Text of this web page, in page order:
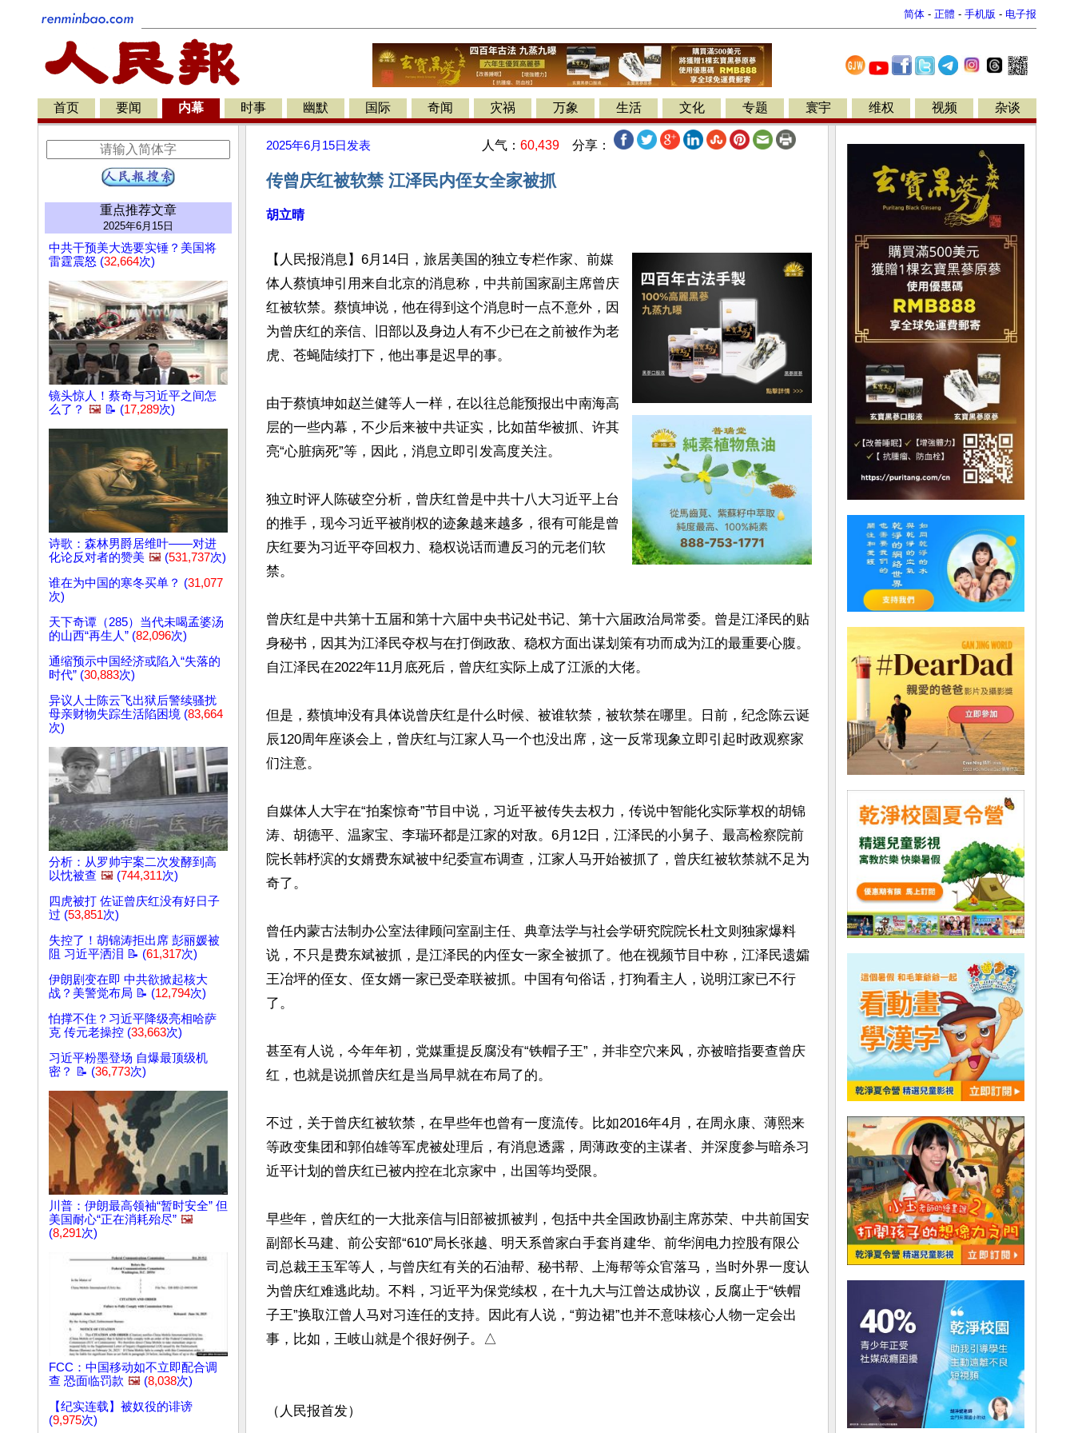
简体 - 正體 - 手机版 - 电子报
首页 要闻 内幕 时事 幽默 国际 奇闻 灾祸 万象 生活 文化 专题 寰宇 维权 视频 杂谈
重点推荐文章
2025年6月15日
中共干预美大选要实锤？美国将
雷霆震怒 (32,664次)
镜头惊人！蔡奇与习近平之间怎
么了？ 🖼️ 📝 (17,289次)
诗歌：森林男爵居维叶——对进
化论反对者的赞美 🖼️ (531,737次)
谁在为中国的寒冬买单？ (31,077
次)
天下奇谭（285）当代未喝孟婆汤
的山西“再生人” (82,096次)
通缩预示中国经济或陷入“失落的
时代” (30,883次)
异议人士陈云飞出狱后警续骚扰
母亲财物失踪生活陷困境 (83,664
次)
分析：从罗帅宇案二次发酵到高
以忱被查 🖼️ (744,311次)
四虎被打 佐证曾庆红没有好日子
过 (53,851次)
失控了！胡锦涛拒出席 彭丽媛被
阻 习近平洒泪 📝 (61,317次)
伊朗剧变在即 中共欲掀起核大
战？美警觉布局 📝 (12,794次)
怕撑不住？习近平降级亮相哈萨
克 传元老操控 (33,663次)
习近平粉墨登场 自爆最顶级机
密？ 📝 (36,773次)
川普：伊朗最高领袖“暂时安全” 但
美国耐心“正在消耗殆尽” 🖼️
(8,291次)
FCC：中国移动如不立即配合调
查 恐面临罚款 🖼️ (8,038次)
【纪实连载】被奴役的诽谤
(9,975次)
2025年6月15日 发表 人气： 60,439 分享：
传曾庆红被软禁 江泽民内侄女全家被抓
胡立晴
【人民报消息】6月14日，旅居美国的独立专栏作家、前媒
体人蔡慎坤引用来自北京的消息称，中共前国家副主席曾庆
红被软禁。蔡慎坤说，他在得到这个消息时一点不意外，因
为曾庆红的亲信、旧部以及身边人有不少已在之前被作为老
虎、苍蝇陆续打下，他出事是迟早的事。
由于蔡慎坤如赵兰健等人一样，在以往总能预报出中南海高
层的一些内幕，不少后来被中共证实，比如苗华被抓、许其
亮“心脏病死”等，因此，消息立即引发高度关注。
独立时评人陈破空分析，曾庆红曾是中共十八大习近平上台
的推手，现今习近平被削权的迹象越来越多，很有可能是曾
庆红要为习近平夺回权力、稳权说话而遭反习的元老们软
禁。
曾庆红是中共第十五届和第十六届中央书记处书记、第十六届政治局常委。曾是江泽民的贴
身秘书，因其为江泽民夺权与在打倒政敌、稳权方面出谋划策有功而成为江的最重要心腹。
自江泽民在2022年11月底死后，曾庆红实际上成了江派的大佬。
但是，蔡慎坤没有具体说曾庆红是什么时候、被谁软禁，被软禁在哪里。日前，纪念陈云诞
辰120周年座谈会上，曾庆红与江家人马一个也没出席，这一反常现象立即引起时政观察家
们注意。
自媒体人大宇在“拍案惊奇”节目中说，习近平被传失去权力，传说中智能化实际掌权的胡锦
涛、胡德平、温家宝、李瑞环都是江家的对敌。6月12日，江泽民的小舅子、最高检察院前
院长韩杼滨的女婿费东斌被中纪委宣布调查，江家人马开始被抓了，曾庆红被软禁就不足为
奇了。
曾任内蒙古法制办公室法律顾问室副主任、典章法学与社会学研究院院长杜文则独家爆料
说，不只是费东斌被抓，是江泽民的内侄女一家全被抓了。他在视频节目中称，江泽民遗孀
王冶坪的侄女、侄女婿一家已受牵联被抓。中国有句俗话，打狗看主人，说明江家已不行
了。
甚至有人说，今年年初，党媒重提反腐没有“铁帽子王”，并非空穴来风，亦被暗指要查曾庆
红，也就是说抓曾庆红是当局早就在布局了的。
不过，关于曾庆红被软禁，在早些年也曾有一度流传。比如2016年4月，在周永康、薄熙来
等政变集团和郭伯雄等军虎被处理后，有消息透露，周薄政变的主谋者、并深度参与暗杀习
近平计划的曾庆红已被内控在北京家中，出国等均受限。
早些年，曾庆红的一大批亲信与旧部被抓被判，包括中共全国政协副主席苏荣、中共前国安
副部长马建、前公安部“610”局长张越、明天系曾家白手套肖建华、前华润电力控股有限公
司总裁王玉军等人，与曾庆红有关的石油帮、秘书帮、上海帮等众官落马，当时外界一度认
为曾庆红难逃此劫。不料，习近平为保党续权，在十九大与江曾达成协议，反腐止于“铁帽
子王”换取江曾人马对习连任的支持。因此有人说，“剪边裙”也并不意味核心人物一定会出
事，比如，王岐山就是个很好例子。△
（人民报首发）